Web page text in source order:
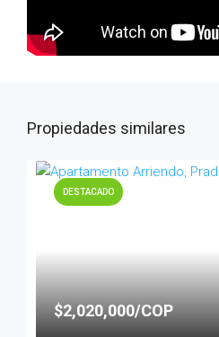
Propiedades similares
DESTACADO
$2,020,000/COP